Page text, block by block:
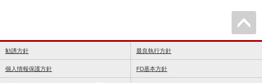
勧誘方針 最良執行方針
個人情報保護方針 FD基本方針